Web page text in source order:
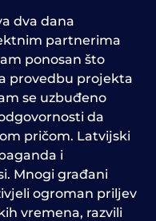
dva dana
partnerima
ponosan što
provedbu projekta
se uzbuđeno
da
pričom. Latvijski
i
Mnogi građani
ogroman priljev
vremena, razvili